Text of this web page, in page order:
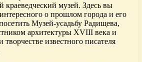
краеведческий музей. Здесь вы
о прошлом города и его
Музей-усадьбу Радищева,
архитектуры XVIII века и
творчестве известного писателя